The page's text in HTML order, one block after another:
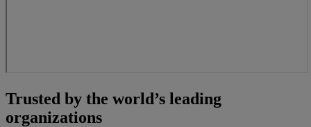
Trusted by the world’s leading
organizations